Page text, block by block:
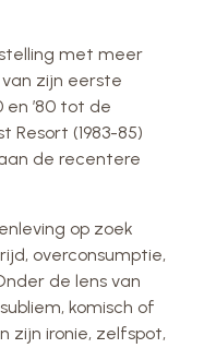
met meer
van zijn eerste
’80 tot de
Resort (1983-85)
de recentere
op zoek
overconsumptie,
de lens van
komisch of
zijn ironie, zelfspot,